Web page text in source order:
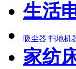
生活
吸尘器 扫地机
家纺